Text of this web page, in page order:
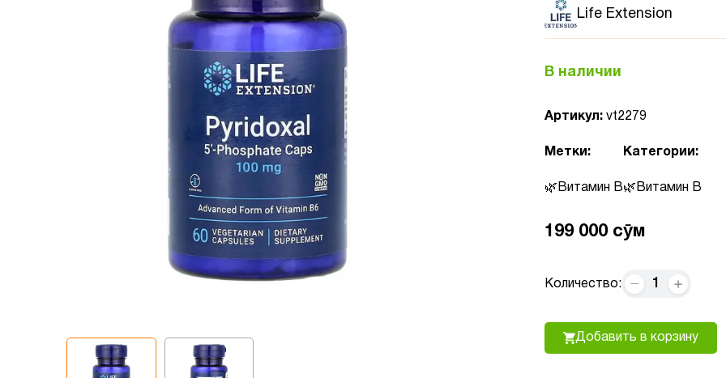
Life Extension
В наличии
Артикул: vt2279
Метки:
Витамин B
Категории:
Витамин B
199 000 сӯм
Количество: 1
Добавить в корзину